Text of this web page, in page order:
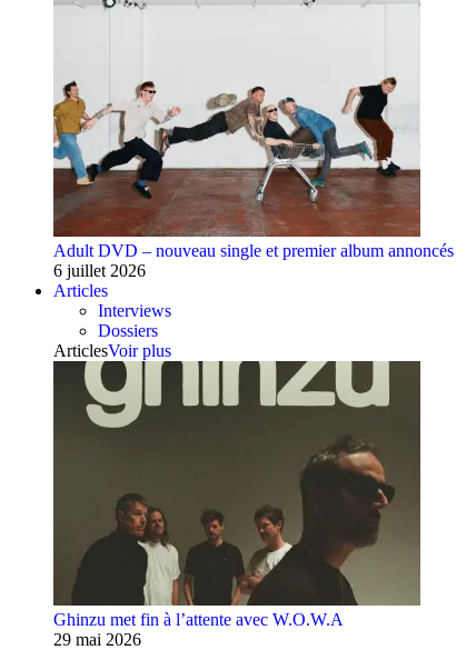
Adult DVD – nouveau single et premier album annoncés
6 juillet 2026
Articles
Interviews
Dossiers
ArticlesVoir plus
Ghinzu met fin à l’attente avec W.O.W.A
29 mai 2026